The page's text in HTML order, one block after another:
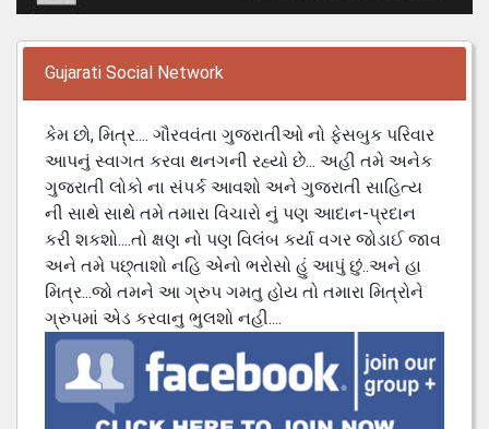
Gujarati Social Network
કેમ છો, મિત્ર.... ગૌરવવંતા ગુજરાતીઓ નો ફેસબુક પરિવાર
આપનું સ્વાગત કરવા થનગની રહ્યો છે... અહી તમે અનેક
ગુજરાતી લોકો ના સંપર્ક આવશો અને ગુજરાતી સાહિત્ય
ની સાથે સાથે તમે તમારા વિચારો નું પણ આદાન-પ્રદાન
કરી શકશો....તો ક્ષણ નો પણ વિલંબ કર્યા વગર જોડાઈ જાવ
અને તમે પછ્તાશો નહિ એનો ભરોસો હું આપું છું..અને હા
મિત્ર...જો તમને આ ગ્રુપ ગમતુ હોય તો તમારા મિત્રોને
ગ્રુપમાં એડ કરવાનુ ભુલશો નહી....